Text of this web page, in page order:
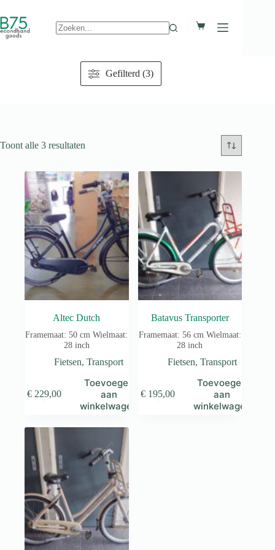
naar
de
inhoud
Winkelwagen
Gefilterd (3)
Toont alle 3 resultaten
Altec Dutch
Framemaat: 50 cm Wielmaat:
28 inch
Fietsen,Transport
€ 229,00
Toevoegen
aan
winkelwagen
Batavus Transporter
Framemaat: 56 cm Wielmaat:
28 inch
Fietsen, Transport
€ 195,00
Toevoegen
aan
winkelwagen